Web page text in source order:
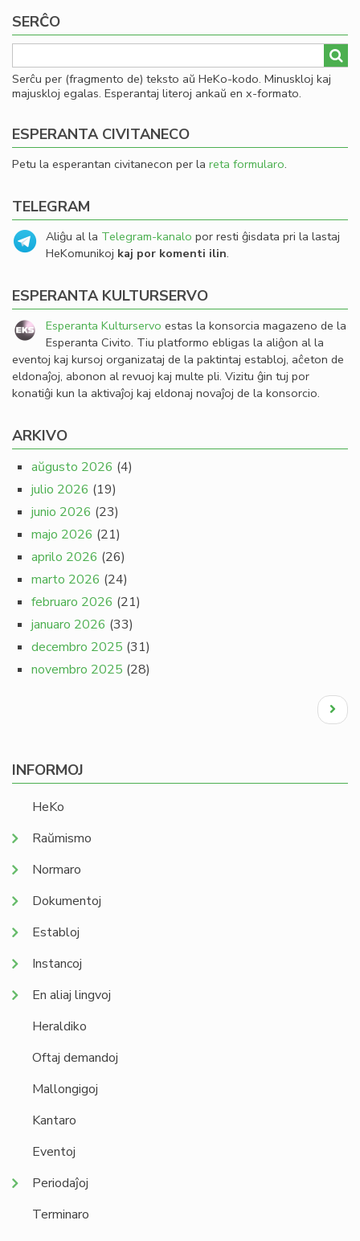
SERĈO
Serĉu per (fragmento de) teksto aŭ HeKo-kodo. Minuskloj kaj
majuskloj egalas. Esperantaj literoj ankaŭ en x-formato.
ESPERANTA CIVITANECO
Petu la esperantan civitanecon per la reta formularo.
TELEGRAM
Aliĝu al la Telegram-kanalo por resti ĝisdata pri la lastaj
HeKomunikoj kaj por komenti ilin.
ESPERANTA KULTURSERVO
Esperanta Kulturservo estas la konsorcia magazeno de la
Esperanta Civito. Tiu platformo ebligas la aliĝon al la
eventoj kaj kursoj organizataj de la paktintaj establoj, aĉeton de
eldonaĵoj, abonon al revuoj kaj multe pli. Vizitu ĝin tuj por
konatiĝi kun la aktivaĵoj kaj eldonaj novaĵoj de la konsorcio.
ARKIVO
aŭgusto 2026 (4)
julio 2026 (19)
junio 2026 (23)
majo 2026 (21)
aprilo 2026 (26)
marto 2026 (24)
februaro 2026 (21)
januaro 2026 (33)
decembro 2025 (31)
novembro 2025 (28)
Next
page
INFORMOJ
HeKo
Raŭmismo
Normaro
Dokumentoj
Establoj
Instancoj
En aliaj lingvoj
Heraldiko
Oftaj demandoj
Mallongigoj
Kantaro
Eventoj
Periodaĵoj
Terminaro